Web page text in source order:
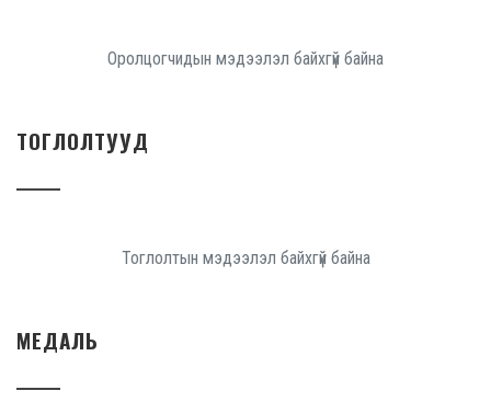
Оролцогчидын мэдээлэл байхгүй байна
ТОГЛОЛТУУД
Тоглолтын мэдээлэл байхгүй байна
МЕДАЛЬ